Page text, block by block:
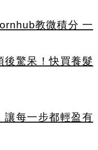
教微積分 一
驚呆！快買養髮
每一步都輕盈有